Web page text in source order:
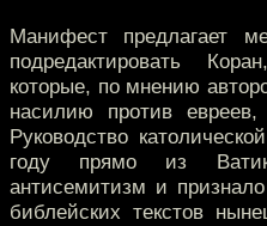
Манифест предлагает
подредактировать
которые, по мнению
насилию против
Руководство
году прямо из
антисемитизм и признало
библейских текстов